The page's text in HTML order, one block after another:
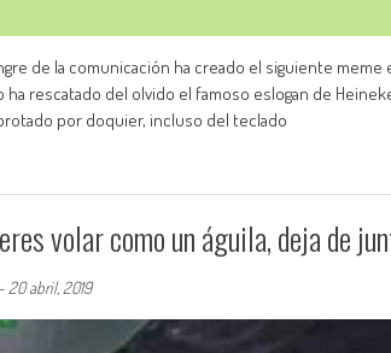
de la comunicación ha creado el siguiente
rescatado del olvido el famoso eslogan de
por doquier, incluso del teclado
volar como un águila, deja de
20 abril, 2019